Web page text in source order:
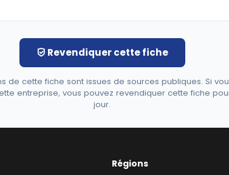
Revendiquer cette fiche
de cette fiche sont issues de sources publiques. Si
entreprise, vous pouvez revendiquer cette fiche
jour.
Régions